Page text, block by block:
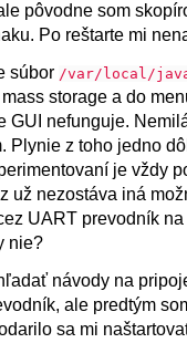
pôvodne som
Po reštarte mi
súbor /var/local/
storage a do
GUI nefunguje.
Plynie z toho jedno
je vždy
už nezostáva iná
UART prevodník na
nie?
návody na
ale predtým
sa mi